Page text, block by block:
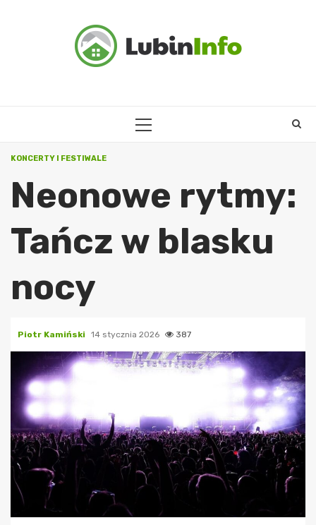
PRIMARY
KONCERTY I FESTIWALE
Neonowe rytmy:
Tańcz w blasku
nocy
Piotr Kamiński 14 stycznia 2026 387